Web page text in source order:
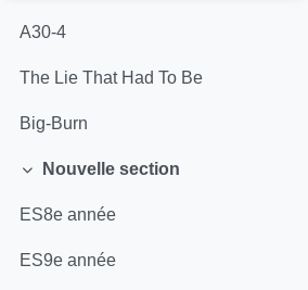
A30-4
The Lie That Had To Be
Big-Burn
Replier
Nouvelle section
ES8e année
ES9e année